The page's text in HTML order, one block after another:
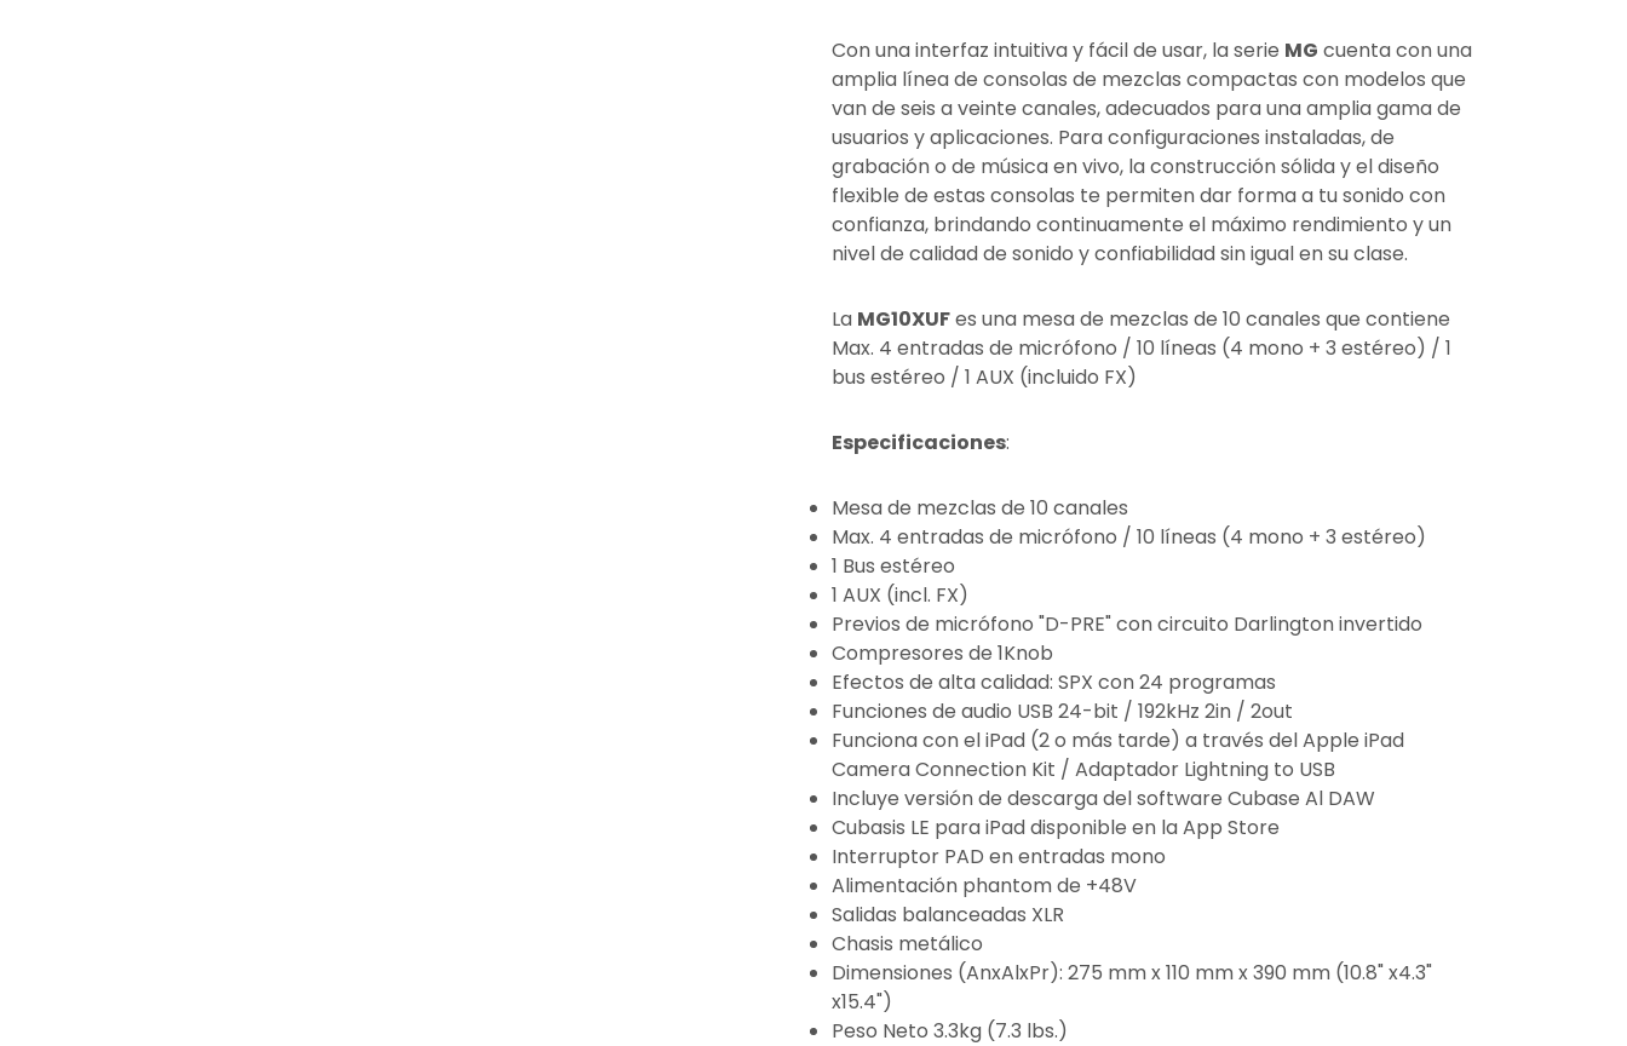
Con una interfaz intuitiva y fácil de usar, la serie MG cuenta con una
amplia línea de consolas de mezclas compactas con modelos que
van de seis a veinte canales, adecuados para una amplia gama de
usuarios y aplicaciones. Para configuraciones instaladas, de
grabación o de música en vivo, la construcción sólida y el diseño
flexible de estas consolas te permiten dar forma a tu sonido con
confianza, brindando continuamente el máximo rendimiento y un
nivel de calidad de sonido y confiabilidad sin igual en su clase.
La MG10XUFes una mesa de mezclas de 10 canales que contiene
Max. 4 entradas de micrófono / 10 líneas (4 mono + 3 estéreo) / 1
bus estéreo / 1 AUX (incluido FX)
Especificaciones:
Mesa de mezclas de 10 canales
Max. 4 entradas de micrófono / 10 líneas (4 mono + 3 estéreo)
1 Bus estéreo
1 AUX (incl. FX)
Previos de micrófono "D-PRE" con circuito Darlington invertido
Compresores de 1Knob
Efectos de alta calidad: SPX con 24 programas
Funciones de audio USB 24-bit / 192kHz 2in / 2out
Funciona con el iPad (2 o más tarde) a través del Apple iPad
Camera Connection Kit / Adaptador Lightning to USB
Incluye versión de descarga del software Cubase Al DAW
Cubasis LE para iPad disponible en la App Store
Interruptor PAD en entradas mono
Alimentación phantom de +48V
Salidas balanceadas XLR
Chasis metálico
Dimensiones (AnxAlxPr): 275 mm x 110 mm x 390 mm (10.8" x4.3"
x15.4")
Peso Neto 3.3kg (7.3 lbs.)